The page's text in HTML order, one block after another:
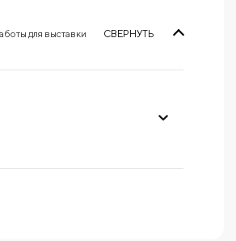
для выставки СВЕРНУТЬ